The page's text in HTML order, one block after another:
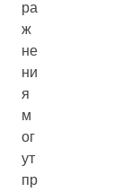
ра
ж
не
ни
я
м
ог
ут
пр